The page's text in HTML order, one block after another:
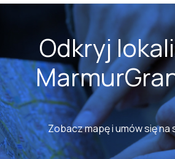
Odkryj
Zobacz mapę i umów się